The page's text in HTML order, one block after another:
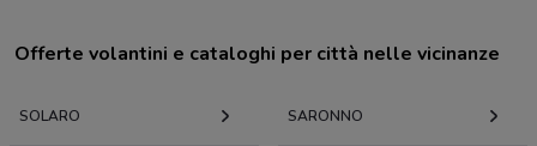
Offerte volantini e cataloghi per città nelle vicinanze
SOLARO SARONNO